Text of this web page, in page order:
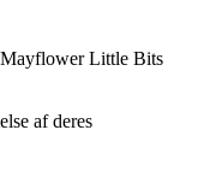
Mayflower Little Bits
af deres